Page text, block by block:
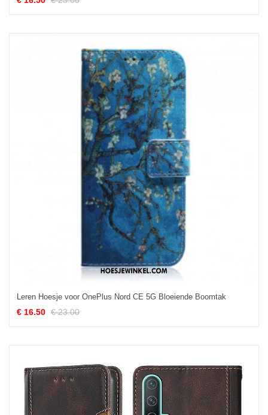
Leren Hoesje voor OnePlus Nord CE 5G Bloeiende Boomtak
€ 16.50 € 23.00